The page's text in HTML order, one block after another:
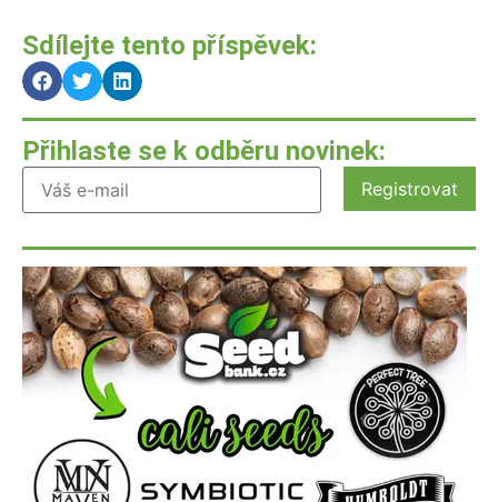
Sdílejte tento příspěvek:
Přihlaste se k odběru novinek: